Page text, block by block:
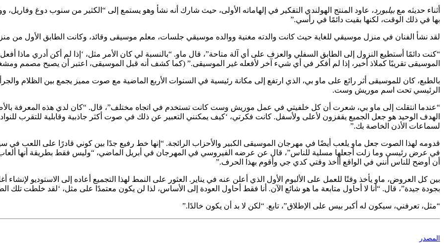
أثناء حديثه معبيلبورد، عاود المنتج الهولندي التفكير في إلهاماته الأولى، حيث شارك أنه نشأ وهو يستمع إلى “الكثير من سنوب دوغ
بها في ذلك الوقت، لكنها بقيت دائمًا في رأسي.”
لقد نشأ الفنان في منزل موسيقي للغاية حيث كانت والدته مغنية ووالده موسيقي جلسات، معلم موسيقى وقائد، وكانت الطابق الأول من
“كنت دائمًا أستطيع النزول إلى الطابق السفلي والعزف على أي آلة متاحة”، قال ماو. “بالنسبة لي كان الأمر مثل، ‘إذا لم أكن أدري ماذا أفعل
الموسيقى تقريبًا كملاذ أخير، إذا لم أفكر في أي شيء آخر لأفعله غير الموسيقى.” (كما كشف أنه قبل الموسيقى، اعتبر أن يصبح مصمم
الرئيسي تحت اسم موريش وست.
“عندما انتقلت إلى ماو بي، شعرت أن كل خلفيتي في عمل موريش وست كانت تستخدم في اتجاه مختلف”، قال. “كان لدي هذه المعرفة
الهدف الوحيد هو جعل الجميع يقفزون لأعلى ولأسفل. كانت فكرتي، ‘كيف يمكنني التعبير عن ذلك في صوت أكثر جاذبية وقابلية للتقرب
لسماعات الأذن الخاصة بك.”
قدومه لهذا الصوت جعل ماو يلعب أيضًا في مهرجان الموسيقى الكبير والأحزاب الرائجة. “إنها خط رفيع جدًا بين كوني قادرًا على اللعب في
في عرض رئيسي وما زلت أجعلها مسلية للناس”، قال عن عرضه الفيروسي في المهرجان في أبريل الماضي، “وليس فقط بطريقة أنها
أن أوضح للناس أنني في الواقع أأخذ وقتي كدي جي وأقوم بهذا الحرف.”
بين كل العروض، ماو يأخذ وقتًا للعمل على الألبوم الأول الذي أعلن عنه في يناير. العثور على النمط لهذا التجميع أعاده إلى الاستوديو
بجودة جيدة”، قال. “أنا لا أحاول متابعة ما هو شائع الآن. أنا فقط أحاول العودة إلى الأساس، لذا لن يكون معتمدًا على مثل، ‘لقد خلطت تلك
“مثل، تعرفني، سيكون له أكبر بيس على الإطلاق”، تابع. “لكن لا بد أن يكون خالدًا.”
المصدر